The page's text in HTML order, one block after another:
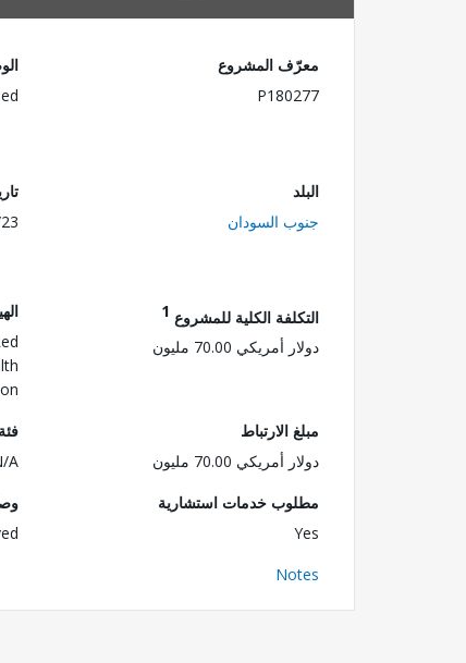
معرّف المشروع
P180277
البلد
جنوب السودان
التكلفة الكلية للمشروع 1
دولار أمريكي 70.00 مليون
مبلغ الارتباط
دولار أمريكي 70.00 مليون
A
مطلوب خدمات استشارية
Yes
Notes